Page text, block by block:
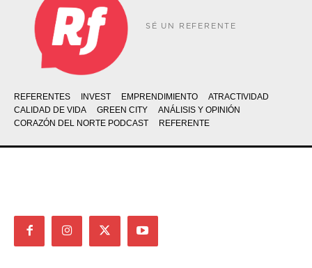
SÉ UN REFERENTE
REFERENTES INVEST EMPRENDIMIENTO
ATRACTIVIDAD
CALIDAD DE VIDA
GREEN CITY
ANÁLISIS Y OPINIÓN
CORAZÓN DEL NORTE PODCAST
REFERENTE